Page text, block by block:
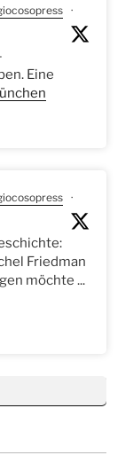
·
Eine
·
Friedman
möchte ...